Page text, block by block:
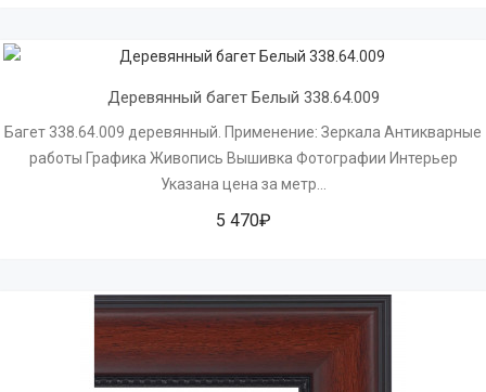
Деревянный багет Белый 338.64.009
Багет 338.64.009 деревянный. Применение: Зеркала Антикварные
работы Графика Живопись Вышивка Фотографии Интерьер
Указана цена за метр...
5 470₽